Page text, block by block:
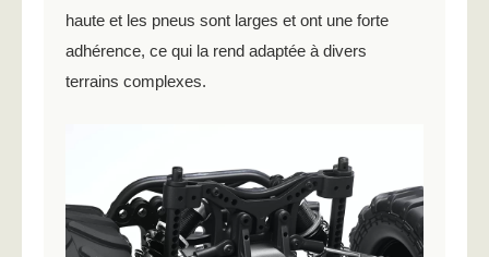
haute et les pneus sont larges et ont une forte
adhérence, ce qui la rend adaptée à divers
terrains complexes.